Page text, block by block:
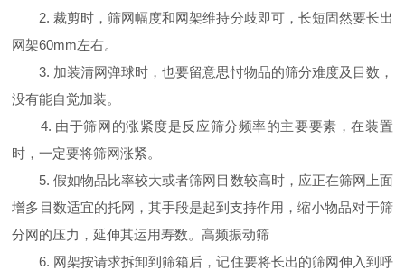
2. 裁剪时，筛网幅度和网架维持分歧即可，长短固然要长出
网架60mm左右。
3. 加装清网弹球时，也要留意思忖物品的筛分难度及目数，
没有能自觉加装。
4. 由于筛网的涨紧度是反应筛分频率的主要要素，在装置
时，一定要将筛网涨紧。
5. 假如物品比率较大或者筛网目数较高时，应正在筛网上面
增多目数适宜的托网，其手段是起到支持作用，缩小物品对于筛
分网的压力，延伸其运用寿数。高频振动筛
6. 网架按请求拆卸到筛箱后，记住要将长出的筛网伸入到呼